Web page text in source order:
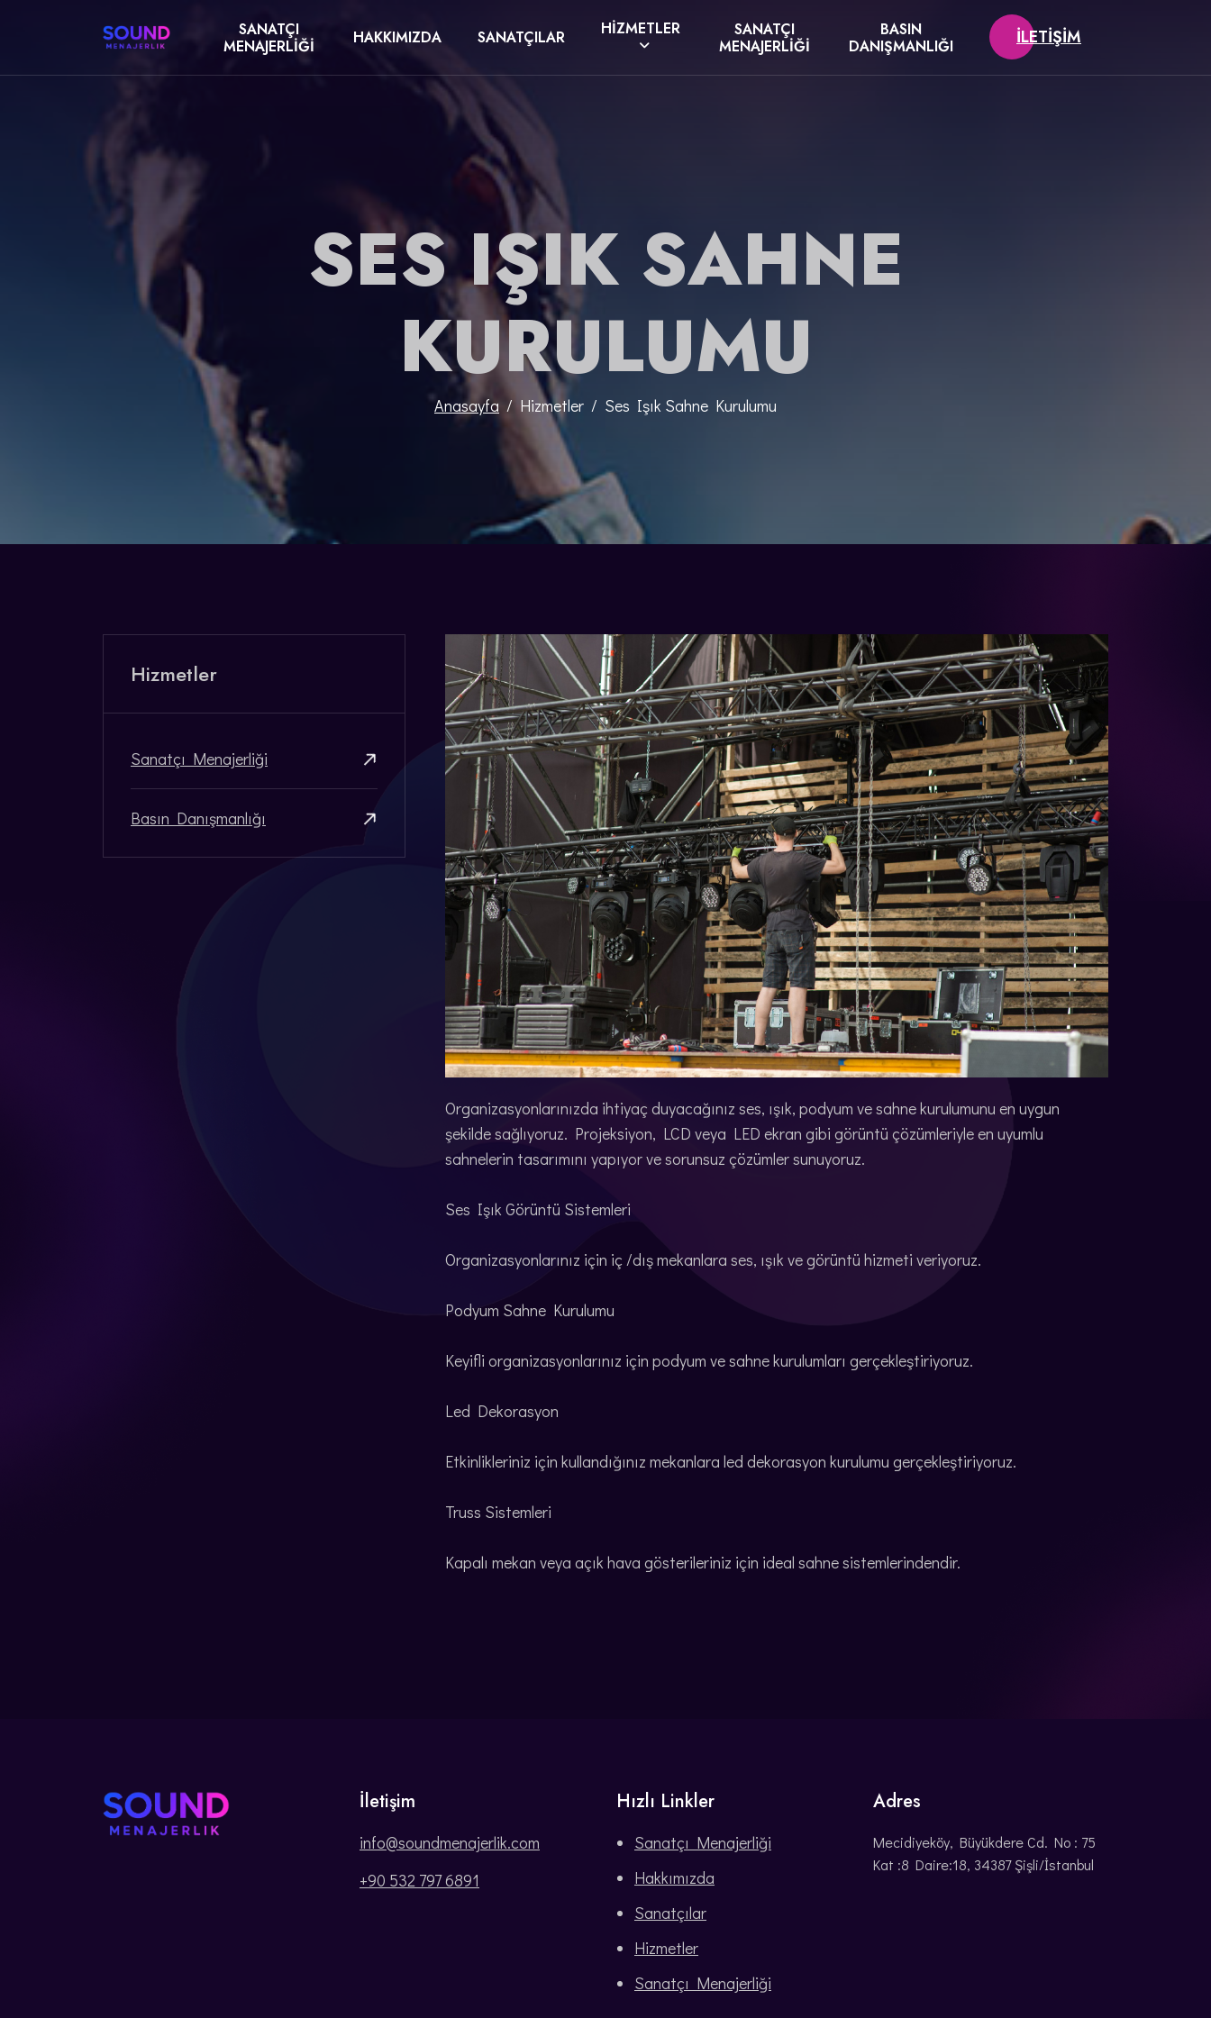
SANATÇI
MENAJERLIĞI
HAKKIMIZDA SANATÇILAR HIZMETLER
SANATÇI
MENAJERLIĞI
BASIN
DANIŞMANLIĞI
İLETIŞIM
SES IŞIK SAHNE
KURULUMU
Anasayfa Hizmetler Ses Işık Sahne Kurulumu
Hizmetler
Sanatçı Menajerliği
Basın Danışmanlığı
Organizasyonlarınızda ihtiyaç duyacağınız ses, ışık, podyum ve sahne kurulumunu en uygun
şekilde sağlıyoruz. Projeksiyon, LCD veya LED ekran gibi görüntü çözümleriyle en uyumlu
sahnelerin tasarımını yapıyor ve sorunsuz çözümler sunuyoruz.
Ses Işık Görüntü Sistemleri
Organizasyonlarınız için iç /dış mekanlara ses, ışık ve görüntü hizmeti veriyoruz.
Podyum Sahne Kurulumu
Keyifli organizasyonlarınız için podyum ve sahne kurulumları gerçekleştiriyoruz.
Led Dekorasyon
Etkinlikleriniz için kullandığınız mekanlara led dekorasyon kurulumu gerçekleştiriyoruz.
Truss Sistemleri
Kapalı mekan veya açık hava gösterileriniz için ideal sahne sistemlerindendir.
İletişim
info@soundmenajerlik.com
+90 532 797 6891
Hızlı Linkler
Sanatçı Menajerliği
Hakkımızda
Sanatçılar
Hizmetler
Sanatçı Menajerliği
Adres
Mecidiyeköy, Büyükdere Cd. No : 75
Kat :8 Daire:18, 34387 Şişli/İstanbul